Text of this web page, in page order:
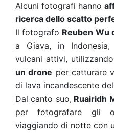
Alcuni fotografi hanno
ricerca dello scatto
Il fotografo Reuben Wu
a Giava, in
vulcani attivi,
un drone per catturare
di lava incandescente del
Dal canto suo, Ruairidh
per fotografare gli
viaggiando di notte con